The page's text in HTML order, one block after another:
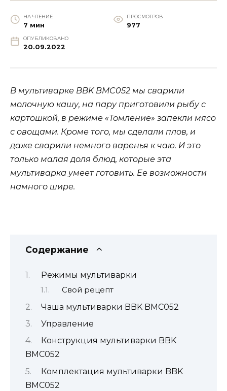
НА ЧТЕНИЕ
7 мин
ПРОСМОТРОВ
977
ОПУБЛИКОВАНО
20.09.2022
В мультиварке BBK BMC052 мы сварили
молочную кашу, на пару приготовили рыбу с
картошкой, в режиме «Томление» запекли мясо
с овощами. Кроме того, мы сделали плов, и
даже сварили немного варенья к чаю. И это
только малая доля блюд, которые эта
мультиварка умеет готовить. Ее возможности
намного шире.
Содержание
Режимы мультиварки
Свой рецепт
Чаша мультиварки BBK BMC052
Управление
Конструкция мультиварки BBK
BMC052
Комплектация мультиварки BBK
BMC052